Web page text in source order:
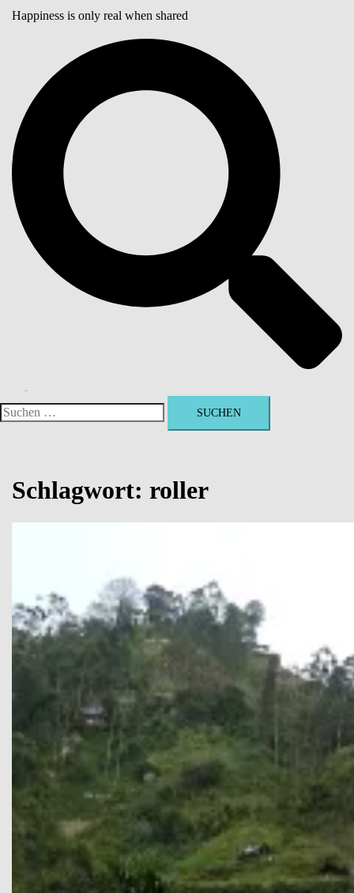
Happiness is only real when shared
Suchen
Schlagwort: roller